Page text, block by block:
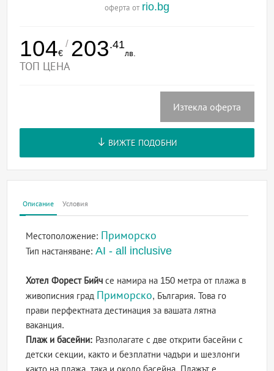
оферта от rio.bg
104€
/ 203.41
лв.
ТОП ЦЕНА
Изтекла оферта
ВИЖТЕ ПОДОБНИ
Описание Условия
Местоположение: Приморско
Тип настаняване:AI - all inclusive
Хотел Форест Бийч се намира на 150 метра от плажа в
живописния град Приморско, България. Това го
прави перфектната дестинация за вашата лятна
ваканция.
Плаж и басейни: Разполагате с две открити басейни с
детски секции, както и безплатни чадъри и шезлонги